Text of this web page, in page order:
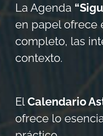
La Agenda
en papel ofrece
completo, las
contexto.
ElCalendario
ofrece lo